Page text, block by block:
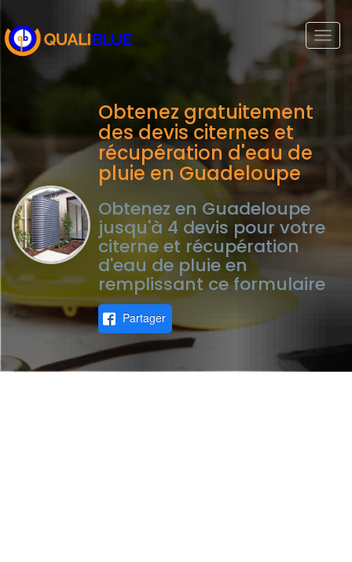
Obtenez gratuitement
des devis citernes et
récupération d'eau de
pluie en Guadeloupe
Obtenez en Guadeloupe
jusqu'à 4 devis pour votre
citerne et récupération
d'eau de pluie en
remplissant ce formulaire
Partager